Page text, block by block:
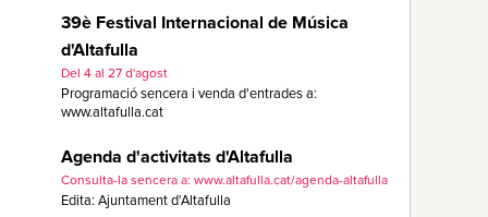
39è Festival Internacional de Música
d'Altafulla
Del 4 al 27 d'agost
Programació sencera i venda d'entrades a:
www.altafulla.cat
Agenda d'activitats d'Altafulla
Consulta-la sencera a: www.altafulla.cat/agenda-altafulla
Edita: Ajuntament d'Altafulla